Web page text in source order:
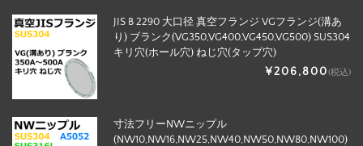
JIS B 2290 大口径 真空フランジ VGフランジ(溝あ
り) ブランク(VG350,VG400,VG450,VG500) SUS304
キリ穴(ホール穴) ねじ穴(タップ穴)
¥206,800(税込)
寸法フリーNWニップル
(NW10,NW16,NW25,NW40,NW50,NW80,NW100)